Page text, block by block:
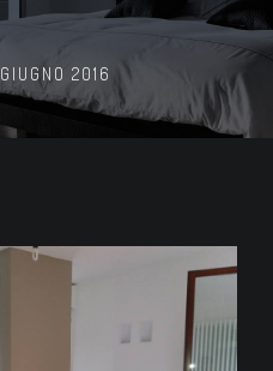
GIUGNO 2016